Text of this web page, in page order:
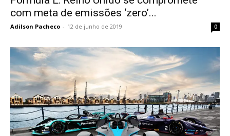
com meta de emissões ‘zero’...
Adilson Pacheco - 12 de junho de 2019 0